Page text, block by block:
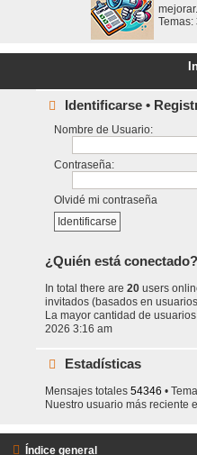
Temas:
Identificarse •
Nombre de Usuario:
Contraseña:
Olvidé mi contraseña
¿Quién está conectado?
In total there are 20 users
invitados (basados en
La mayor cantidad de
2026 3:16 am
Estadísticas
Mensajes totales 54346 •
Nuestro usuario más reciente
Índice general